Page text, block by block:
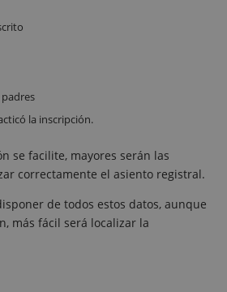
la inscripción.
se facilite, mayores serán las
correctamente el asiento registral.
de todos estos datos, aunque
más fácil será localizar la